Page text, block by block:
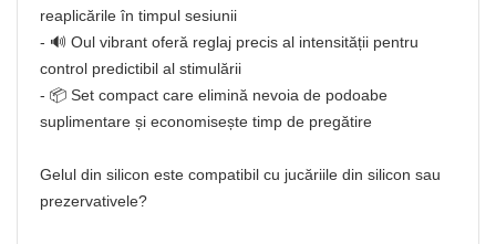
reaplicările în timpul sesiunii
- 🔊 Oul vibrant oferă reglaj precis al intensității pentru
control predictibil al stimulării
- 📦 Set compact care elimină nevoia de podoabe
suplimentare și economisește timp de pregătire
Gelul din silicon este compatibil cu jucăriile din silicon sau
prezervativele?